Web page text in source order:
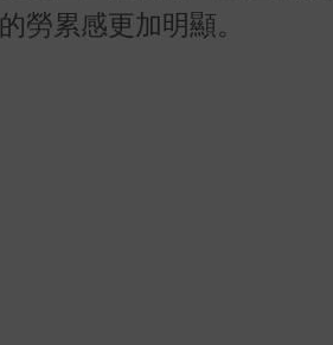
勞累感更加明顯。